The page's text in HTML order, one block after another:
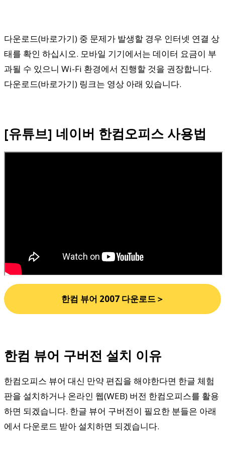
다운로드(바로가기) 중 문제가 발생할 경우 인터넷 연결 상
태를 확인 하십시오. 모바일 기기에서는 데이터 요금이 부
과될 수 있으니 Wi-Fi 환경에서 진행할 것을 권장합니다.
다운로드(바로가기) 링크는 영상 아래 있습니다.
[유튜브] 네이버 한컴오피스 사용법
한컴 뷰어 2007 다운로드＞
한컴 뷰어 구버전 설치 이유
한컴오피스 뷰어 대신 만약 편집을 해야한다면 한글 체험
판을 설치하거나 온라인 웹(WEB) 버전 한컴오피스를 활용
하면 되겠습니다. 한글 뷰어 구버전이 필요한 분들은 아래
에서 다운로드 받아 설치하면 되겠습니다.